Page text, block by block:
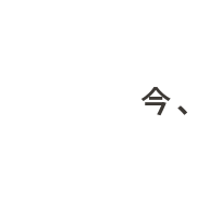
今